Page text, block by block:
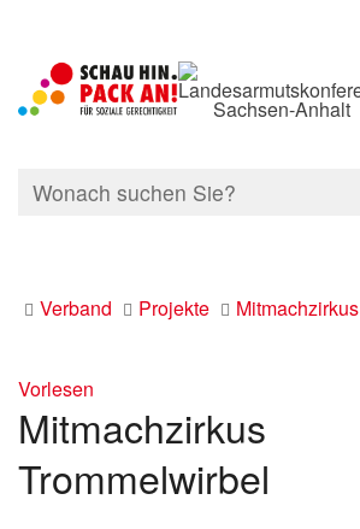
Verband Projekte Mitmachzirkus
Vorlesen
Mitmachzirkus
Trommelwirbel